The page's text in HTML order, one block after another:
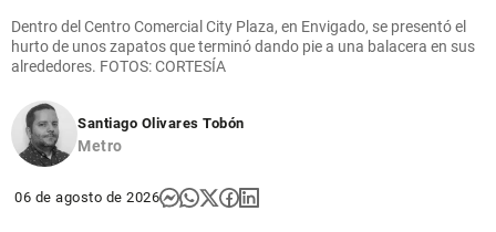
Dentro del Centro Comercial City Plaza, en Envigado, se presentó el
hurto de unos zapatos que terminó dando pie a una balacera en sus
alrededores. FOTOS: CORTESÍA
Santiago Olivares Tobón
Metro
06 de agosto de 2026